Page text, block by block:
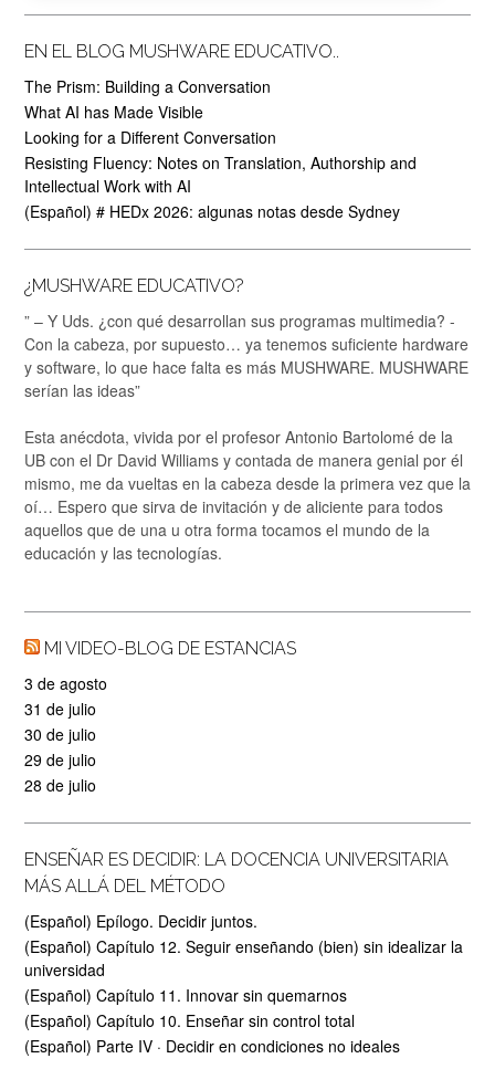
EN EL BLOG MUSHWARE EDUCATIVO..
The Prism: Building a Conversation
What AI has Made Visible
Looking for a Different Conversation
Resisting Fluency: Notes on Translation, Authorship and
Intellectual Work with AI
(Español) # HEDx 2026: algunas notas desde Sydney
¿MUSHWARE EDUCATIVO?
” – Y Uds. ¿con qué desarrollan sus programas multimedia? -
Con la cabeza, por supuesto… ya tenemos suficiente hardware
y software, lo que hace falta es más MUSHWARE. MUSHWARE
serían las ideas”
Esta anécdota, vivida por el profesor Antonio Bartolomé de la
UB con el Dr David Williams y contada de manera genial por él
mismo, me da vueltas en la cabeza desde la primera vez que la
oí… Espero que sirva de invitación y de aliciente para todos
aquellos que de una u otra forma tocamos el mundo de la
educación y las tecnologías.
MI VIDEO-BLOG DE ESTANCIAS
3 de agosto
31 de julio
30 de julio
29 de julio
28 de julio
ENSEÑAR ES DECIDIR: LA DOCENCIA UNIVERSITARIA
MÁS ALLÁ DEL MÉTODO
(Español) Epílogo. Decidir juntos.
(Español) Capítulo 12. Seguir enseñando (bien) sin idealizar la
universidad
(Español) Capítulo 11. Innovar sin quemarnos
(Español) Capítulo 10. Enseñar sin control total
(Español) Parte IV · Decidir en condiciones no ideales